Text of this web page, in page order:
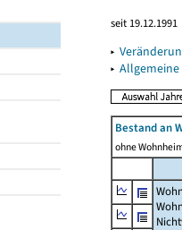
seit 19.12.1991
▸
▸
Bestand an
ohne